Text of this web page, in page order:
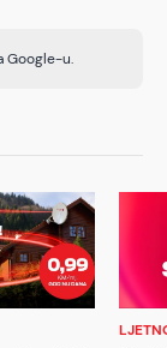
Google-u.